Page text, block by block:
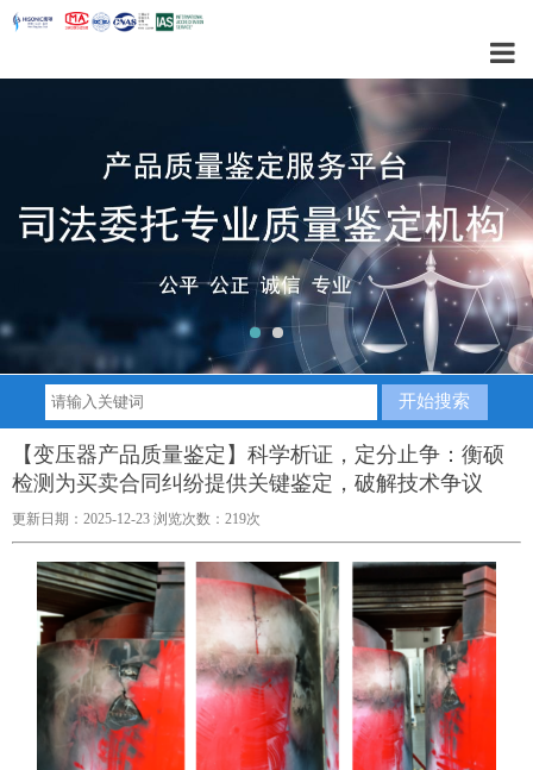
【变压器产品质量鉴定】科学析证，定分止争：衡硕
检测为买卖合同纠纷提供关键鉴定，破解技术争议
更新日期：2025-12-23 浏览次数：219次